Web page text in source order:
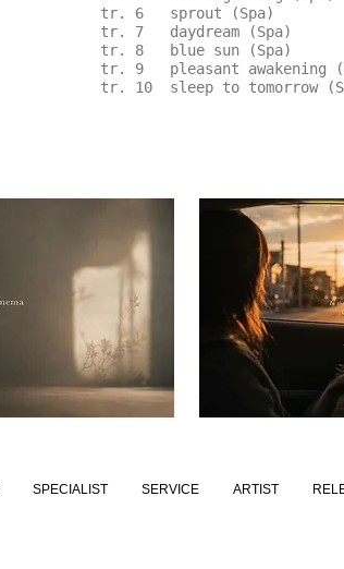
tr. 6 sprout (Spa)
tr. 7 daydream (Spa)
tr. 8 blue sun (Spa)
tr. 9 pleasant awakening
tr. 10 sleep to tomorrow
SPECIALIST SERVICE ARTIST